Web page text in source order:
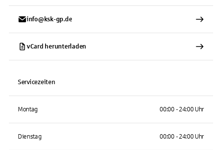
info@ksk-gp.de
vCard herunterladen
Servicezeiten
Montag 00:00 - 24:00 Uhr
Dienstag 00:00 - 24:00 Uhr